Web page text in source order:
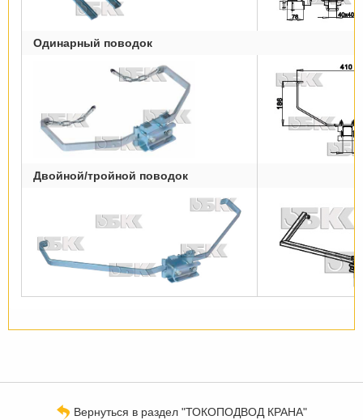
Одинарный поводок
Двойной/тройной поводок
Вернуться в раздел "ТОКОПОДВОД КРАНА"